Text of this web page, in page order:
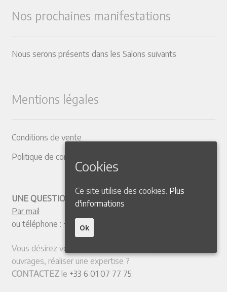
Nos prochaines manifestations
Nous serons présents dans les Salons suivants
Mentions légales
Conditions de vente
Politique de confidentialité
UNE QUESTION ? CONTACTEZ-NOUS
Par mail
ou téléphone : +33 4 50 38 77 20
Vous désirez vendre votre collection ou quelques
ouvrages, réaliser une expertise ?
CONTACTEZle +33 6 01 07 77 75
Cookies
Ce site utilise des cookies. Plus
d'informations
Ok